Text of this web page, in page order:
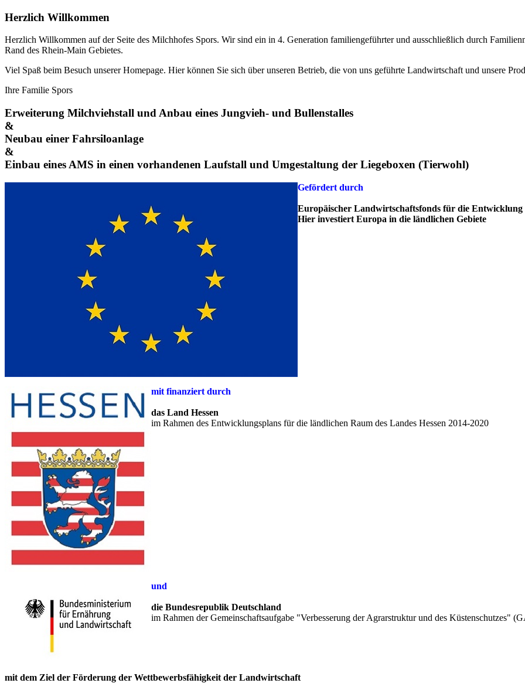
Herzlich Willkommen
Herzlich Willkommen auf der Seite des Milchhofes Spors. Wir sind ein in 4. Generation familiengeführter und ausschließlich durch
Rand des Rhein-Main Gebietes.
Viel Spaß beim Besuch unserer Homepage. Hier können Sie sich über unseren Betrieb, die von uns geführte Landwirtschaft und unsere
Ihre Familie Spors
Erweiterung Milchviehstall und Anbau eines Jungvieh- und Bullenstalles
&
Neubau einer Fahrsiloanlage
&
Einbau eines AMS in einen vorhandenen Laufstall und Umgestaltung der Liegeboxen (Tierwohl)
Gefördert durch
Europäischer Landwirtschaftsfonds für die Entwicklung
Hier investiert Europa in die ländlichen Gebiete
mit finanziert durch
das Land Hessen
im Rahmen des Entwicklungsplans für die ländlichen Raum des Landes Hessen 2014-2020
und
die Bundesrepublik Deutschland
im Rahmen der Gemeinschaftsaufgabe "Verbesserung der Agrarstruktur und des Küstenschutzes"
mit dem Ziel der Förderung der Wettbewerbsfähigkeit der Landwirtschaft